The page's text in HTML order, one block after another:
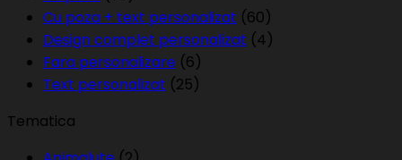
Cu poza + text personalizat (60)
Design complet personalizat (4)
Fara personalizare (6)
Text personalizat (25)
Tematica